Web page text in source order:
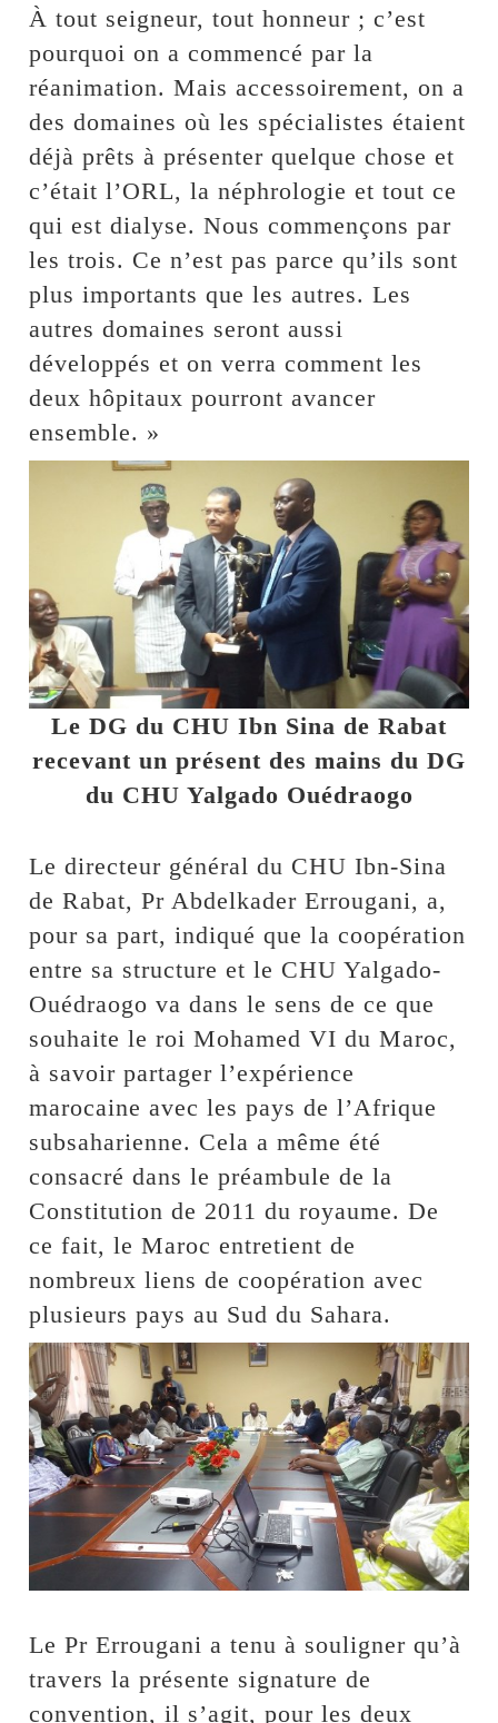
À tout seigneur, tout honneur ; c’est
pourquoi on a commencé par la
réanimation. Mais accessoirement, on a
des domaines où les spécialistes étaient
déjà prêts à présenter quelque chose et
c’était l’ORL, la néphrologie et tout ce
qui est dialyse. Nous commençons par
les trois. Ce n’est pas parce qu’ils sont
plus importants que les autres. Les
autres domaines seront aussi
développés et on verra comment les
deux hôpitaux pourront avancer
ensemble. »
Le DG du CHU Ibn Sina de Rabat
recevant un présent des mains du DG
du CHU Yalgado Ouédraogo
Le directeur général du CHU Ibn-Sina
de Rabat, Pr Abdelkader Errougani, a,
pour sa part, indiqué que la coopération
entre sa structure et le CHU Yalgado-
Ouédraogo va dans le sens de ce que
souhaite le roi Mohamed VI du Maroc,
à savoir partager l’expérience
marocaine avec les pays de l’Afrique
subsaharienne. Cela a même été
consacré dans le préambule de la
Constitution de 2011 du royaume. De
ce fait, le Maroc entretient de
nombreux liens de coopération avec
plusieurs pays au Sud du Sahara.
Le Pr Errougani a tenu à souligner qu’à
travers la présente signature de
convention, il s’agit, pour les deux